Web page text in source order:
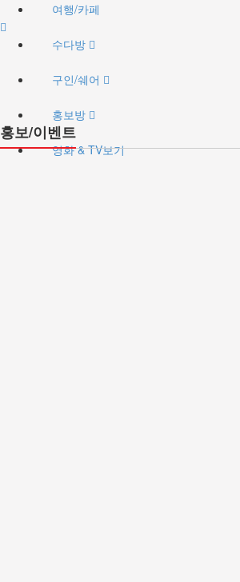
여행/카페
수다방
구인/쉐어
홍보방
영화 & TV보기
홍보/이벤트